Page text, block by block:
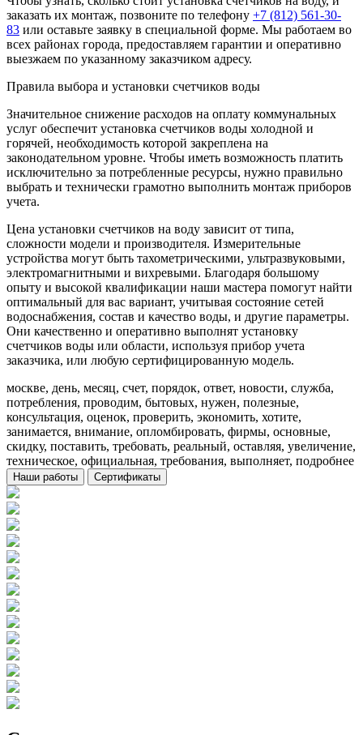
заказать их монтаж, позвоните по телефону +7 (812) 561-30-
83 или оставьте заявку в специальной форме. Мы работаем во
всех районах города, предоставляем гарантии и оперативно
выезжаем по указанному заказчиком адресу.
Правила выбора и установки счетчиков воды
Значительное снижение расходов на оплату коммунальных
услуг обеспечит установка счетчиков воды холодной и
горячей, необходимость которой закреплена на
законодательном уровне. Чтобы иметь возможность платить
исключительно за потребленные ресурсы, нужно правильно
выбрать и технически грамотно выполнить монтаж приборов
учета.
Цена установки счетчиков на воду зависит от типа,
сложности модели и производителя. Измерительные
устройства могут быть тахометрическими, ультразвуковыми,
электромагнитными и вихревыми. Благодаря большому
опыту и высокой квалификации наши мастера помогут найти
оптимальный для вас вариант, учитывая состояние сетей
водоснабжения, состав и качество воды, и другие параметры.
Они качественно и оперативно выполнят установку
счетчиков воды или области, используя прибор учета
заказчика, или любую сертифицированную модель.
москве, день, месяц, счет, порядок, ответ, новости, служба,
потребления, проводим, бытовых, нужен, полезные,
консультация, оценок, проверить, экономить, хотите,
занимается, внимание, опломбировать, фирмы, основные,
скидку, поставить, требовать, реальный, оставляя, увеличение,
техническое, официальная, требования, выполняет, подробнее
Наши работы Сертификаты